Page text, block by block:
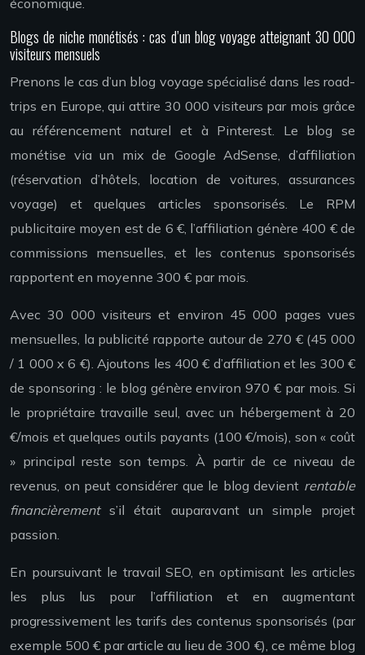
économique.
Blogs de niche monétisés : cas d’un blog voyage atteignant 30 000
visiteurs mensuels
Prenons le cas d’un blog voyage spécialisé dans les road-
trips en Europe, qui attire 30 000 visiteurs par mois grâce
au référencement naturel et à Pinterest. Le blog se
monétise via un mix de Google AdSense, d’affiliation
(réservation d’hôtels, location de voitures, assurances
voyage) et quelques articles sponsorisés. Le RPM
publicitaire moyen est de 6 €, l’affiliation génère 400 € de
commissions mensuelles, et les contenus sponsorisés
rapportent en moyenne 300 € par mois.
Avec 30 000 visiteurs et environ 45 000 pages vues
mensuelles, la publicité rapporte autour de 270 € (45 000
/ 1 000 x 6 €). Ajoutons les 400 € d’affiliation et les 300 €
de sponsoring : le blog génère environ 970 € par mois. Si
le propriétaire travaille seul, avec un hébergement à 20
€/mois et quelques outils payants (100 €/mois), son « coût
» principal reste son temps. À partir de ce niveau de
revenus, on peut considérer que le blog devient rentable
financièrements’il était auparavant un simple projet
passion.
En poursuivant le travail SEO, en optimisant les articles
les plus lus pour l’affiliation et en augmentant
progressivement les tarifs des contenus sponsorisés (par
exemple 500 € par article au lieu de 300 €), ce même blog